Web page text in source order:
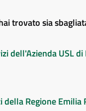
trovato sia
dell'Azienda USL
della Regione Emilia